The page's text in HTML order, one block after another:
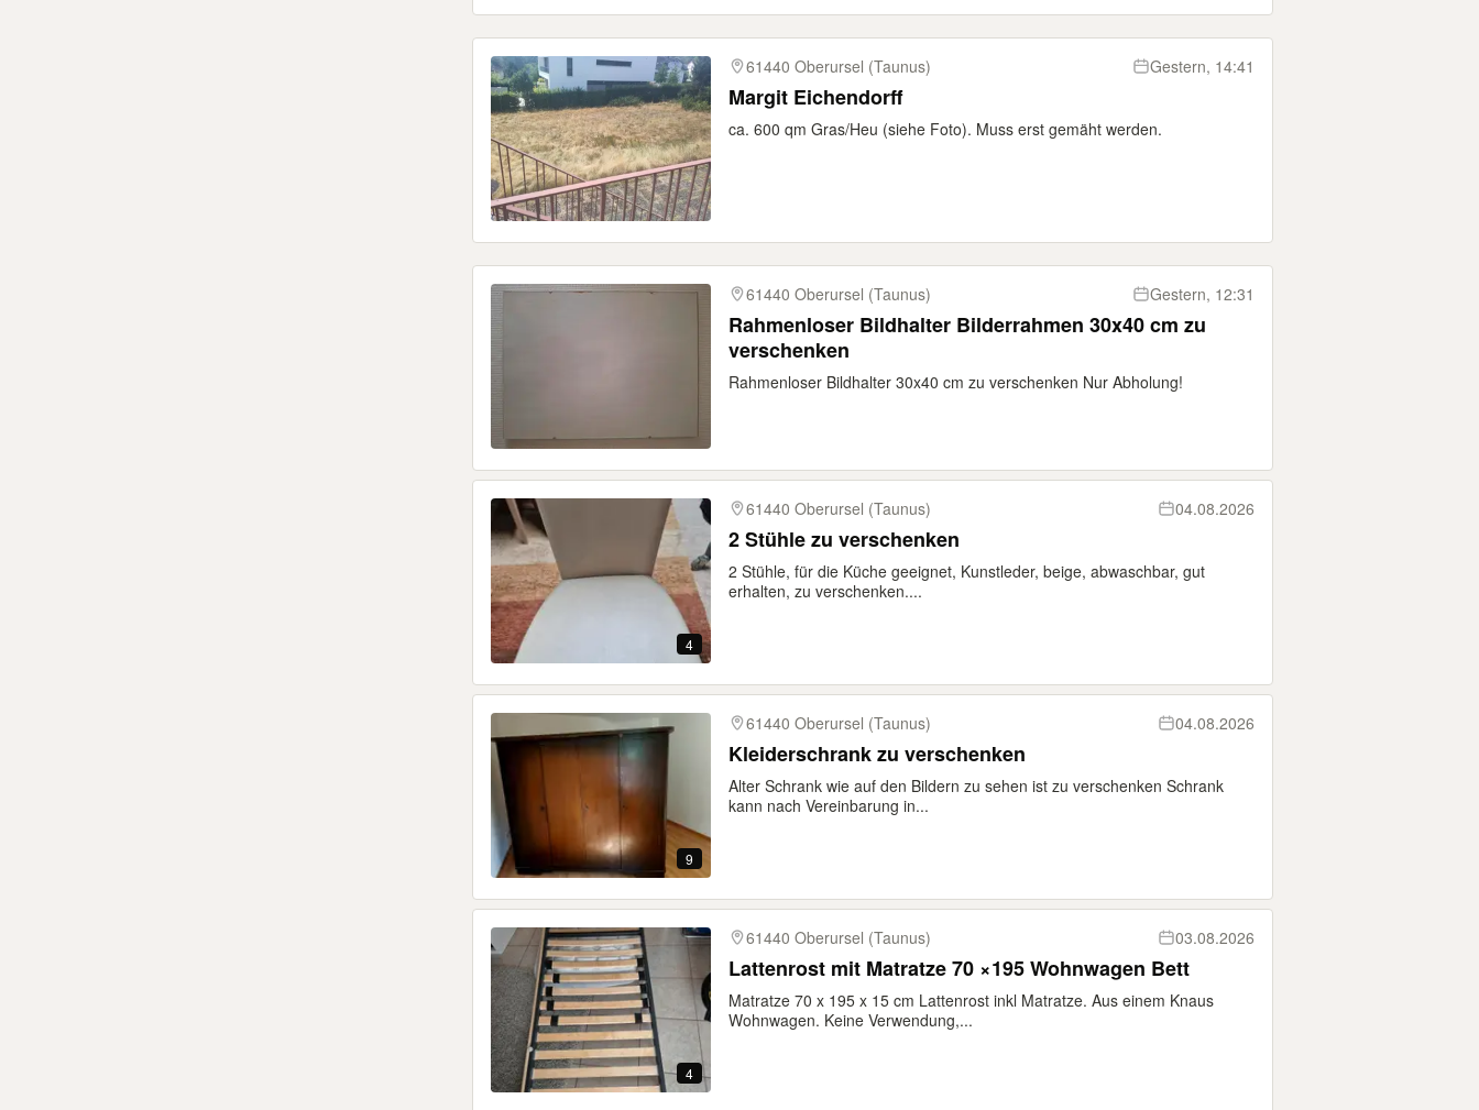
61440 Oberursel (Taunus) Gestern, 14:41
Margit Eichendorff
ca. 600 qm Gras/Heu (siehe Foto). Muss erst gemäht werden.
61440 Oberursel (Taunus) Gestern, 12:31
Rahmenloser Bildhalter Bilderrahmen 30x40 cm zu
verschenken
Rahmenloser Bildhalter 30x40 cm zu verschenken Nur Abholung!
4
61440 Oberursel (Taunus) 04.08.2026
2 Stühle zu verschenken
2 Stühle, für die Küche geeignet, Kunstleder, beige, abwaschbar, gut
erhalten, zu verschenken....
9
61440 Oberursel (Taunus) 04.08.2026
Kleiderschrank zu verschenken
Alter Schrank wie auf den Bildern zu sehen ist zu verschenken Schrank
kann nach Vereinbarung in...
4
61440 Oberursel (Taunus) 03.08.2026
Lattenrost mit Matratze 70 ×195 Wohnwagen Bett
Matratze 70 x 195 x 15 cm Lattenrost inkl Matratze. Aus einem Knaus
Wohnwagen. Keine Verwendung,...